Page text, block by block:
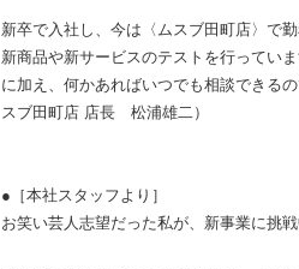
新卒で入社し、今は〈ムスブ田町店〉で
新商品や新サービスのテストを行ってい
に加え、何かあればいつでも相談できる
スブ田町店 店長 松浦雄二）
●［本社スタッフより］
お笑い芸人志望だった私が、新事業に挑戦